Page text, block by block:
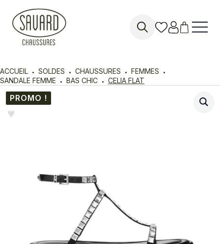
ACCUEIL SOLDES CHAUSSURES
FEMMES
SANDALE FEMME
BAS CHIC CELIA FLAT
PROMO !
♥︎